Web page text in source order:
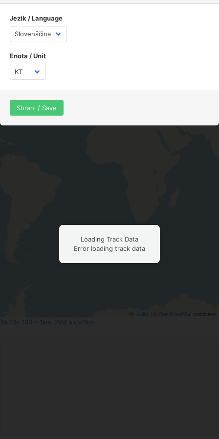
Jezik / Language
Enota / Unit
Shrani / Save
GPX track
+
−
Leaflet OpenStreetMap contributors
2s 10s 100m 1km 1NM slow1km
Loading Track Data
Error loading track data